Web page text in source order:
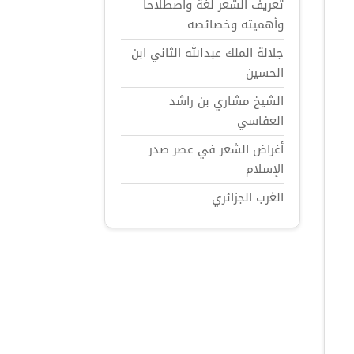
تعريف الشعر لغة واصطلاحاً
وأهميته وخصائصه
جلالة الملك عبدالله الثاني ابن
الحسين
الشيخ مشاري بن راشد
العفاسي
أغراض الشعر في عصر صدر
الإسلام
الغرب الجزائري